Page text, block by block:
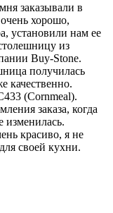
заказывали в
хорошо,
установили нам ее
из
Buy-Stone.
получилась
качественно.
(Cornmeal).
заказа, когда
изменилась.
красиво, я не
своей кухни.